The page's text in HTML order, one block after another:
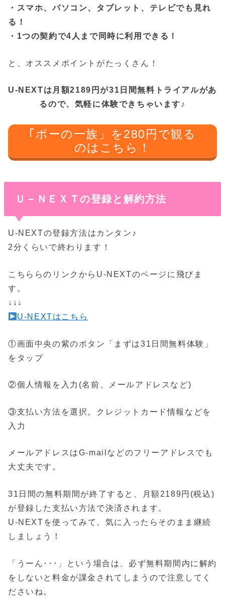
・スマホ、パソコン、タブレット、テレビでも見れ
る！
・1つの契約で4人まで同時に利用できる！
と、オススメポイントがたっくさん！
U-NEXTは月額2189円が31日間無料トライアルがあ
るので、気軽に体験できちゃいます♪
｢ポーの一族」を280円で観る
のはこちら！
Ｕ－ＮＥＸＴの登録と解約方法
U-NEXTの登録方法はカンタン♪
2分くらいで終わります！
こちららのリンクからU-NEXTのページに飛びま
す。
↓↓↓
U-NEXTはこちら
①画面中央の紫のボタン「まずは31日間無料体験」
をタップ
②個人情報を入力(名前、メールアドレスなど)
③支払い方法を選択。クレジットカード情報などを
入力
メールアドレスはG-mailなどのフリーアドレスでも
大丈夫です。
31日間の無料期間が終了すると、月額2189円(税込)
が登録した支払い方法で決済されます。
U-NEXTを使ってみて、気に入ったらそのまま継続
しましょう！
「うーん･･･」という場合は、必ず無料期間内に解約
をしないと料金が課金されてしまうので注意してく
ださいね。